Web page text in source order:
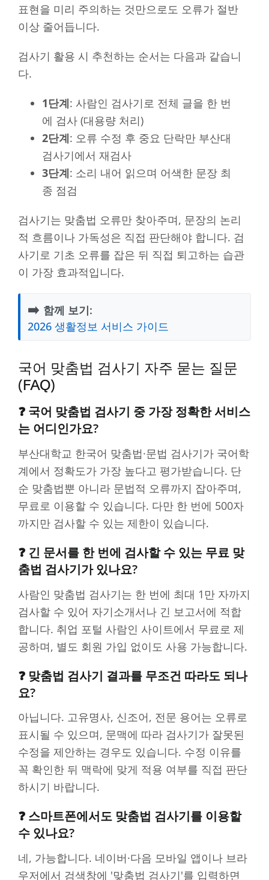
표현을 미리 주의하는 것만으로도 오류가 절반
이상 줄어듭니다.
검사기 활용 시 추천하는 순서는 다음과 같습니
다.
1단계: 사람인 검사기로 전체 글을 한 번
에 검사 (대용량 처리)
2단계: 오류 수정 후 중요 단락만 부산대
검사기에서 재검사
3단계: 소리 내어 읽으며 어색한 문장 최
종 점검
검사기는 맞춤법 오류만 찾아주며, 문장의 논리
적 흐름이나 가독성은 직접 판단해야 합니다. 검
사기로 기초 오류를 잡은 뒤 직접 퇴고하는 습관
이 가장 효과적입니다.
➡️ 함께 보기:
2026 생활정보 서비스 가이드
국어 맞춤법 검사기 자주 묻는 질문
(FAQ)
❓ 국어 맞춤법 검사기 중 가장 정확한 서비스
는 어디인가요?
부산대학교 한국어 맞춤법·문법 검사기가 국어학
계에서 정확도가 가장 높다고 평가받습니다. 단
순 맞춤법뿐 아니라 문법적 오류까지 잡아주며,
무료로 이용할 수 있습니다. 다만 한 번에 500자
까지만 검사할 수 있는 제한이 있습니다.
❓ 긴 문서를 한 번에 검사할 수 있는 무료 맞
춤법 검사기가 있나요?
사람인 맞춤법 검사기는 한 번에 최대 1만 자까지
검사할 수 있어 자기소개서나 긴 보고서에 적합
합니다. 취업 포털 사람인 사이트에서 무료로 제
공하며, 별도 회원 가입 없이도 사용 가능합니다.
❓ 맞춤법 검사기 결과를 무조건 따라도 되나
요?
아닙니다. 고유명사, 신조어, 전문 용어는 오류로
표시될 수 있으며, 문맥에 따라 검사기가 잘못된
수정을 제안하는 경우도 있습니다. 수정 이유를
꼭 확인한 뒤 맥락에 맞게 적용 여부를 직접 판단
하시기 바랍니다.
❓ 스마트폰에서도 맞춤법 검사기를 이용할
수 있나요?
네, 가능합니다. 네이버·다음 모바일 앱이나 브라
우저에서 검색창에 '맞춤법 검사기'를 입력하면